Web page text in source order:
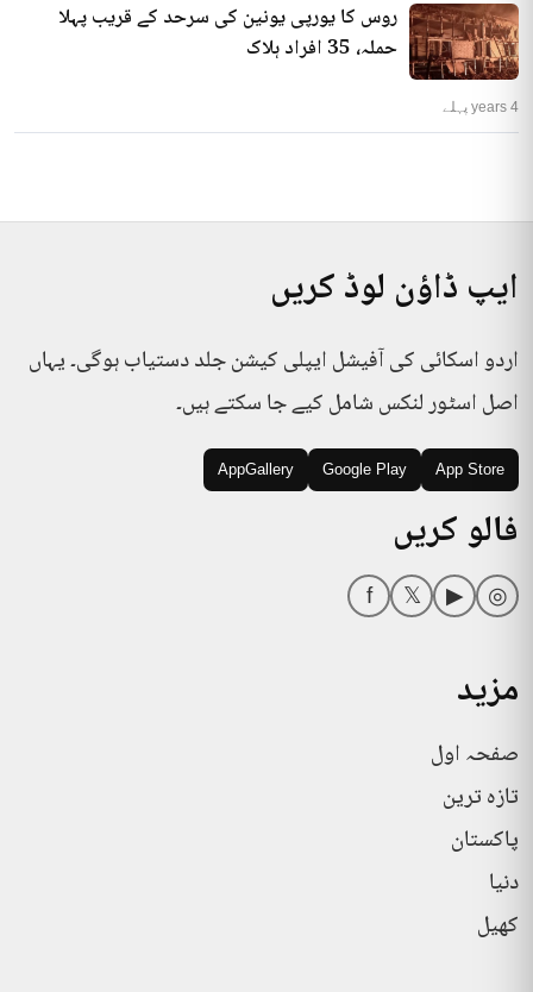
روس کا یورپی یونین کی سرحد کے قریب پہلا
حملہ، 35 افراد ہلاک
4 years پہلے
ایپ ڈاؤن لوڈ کریں
اردو اسکائی کی آفیشل ایپلی کیشن جلد دستیاب ہوگی۔ یہاں
اصل اسٹور لنکس شامل کیے جا سکتے ہیں۔
App Store
Google Play
AppGallery
فالو کریں
◎
▶
𝕏
f
مزید
صفحہ اول
تازہ ترین
پاکستان
دنیا
کھیل